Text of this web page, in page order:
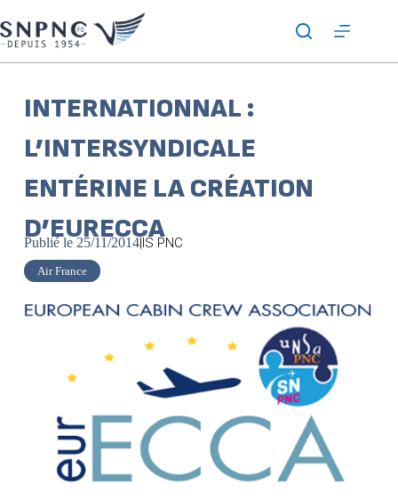
INTERNATIONNAL :
L’INTERSYNDICALE
ENTÉRINE LA CRÉATION
D’EURECCA
Publié le 25/11/2014|IS PNC
Air France